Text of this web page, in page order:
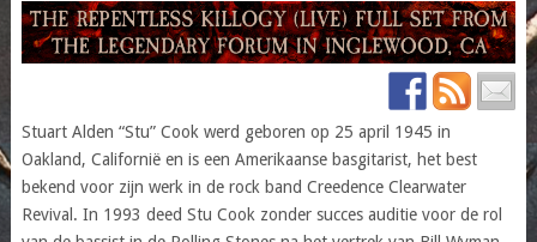
Stuart Alden “Stu” Cook werd geboren op 25 april 1945 in
Oakland, Californië en is een Amerikaanse basgitarist, het best
bekend voor zijn werk in de rock band Creedence Clearwater
Revival. In 1993 deed Stu Cook zonder succes auditie voor de rol